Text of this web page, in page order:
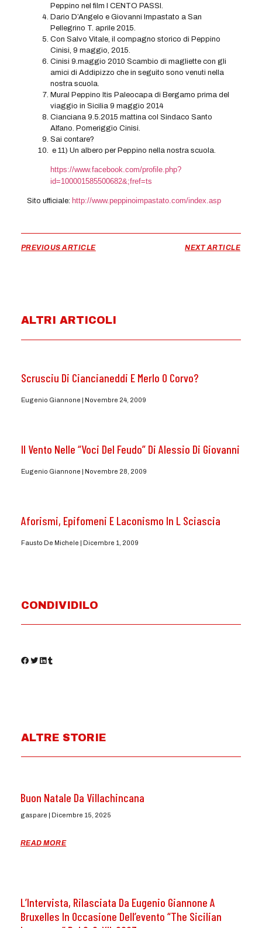
Peppino nel film I CENTO PASSI.
Dario D’Angelo e Giovanni Impastato a San
Pellegrino T. aprile 2015.
Con Salvo Vitale, il compagno storico di Peppino
Cinisi, 9 maggio, 2015.
Cinisi 9.maggio 2010 Scambio di magliette con gli
amici di Addipizzo che in seguito sono venuti nella
nostra scuola.
Mural Peppino Itis Paleocapa di Bergamo prima del
viaggio in Sicilia 9 maggio 2014
Cianciana 9.5.2015 mattina col Sindaco Santo
Alfano. Pomeriggio Cinisi.
Sai contare?
e 11) Un albero per Peppino nella nostra scuola.
https://www.facebook.com/profile.php?
id=100001585500682&;fref=ts
Sito ufficiale: http://www.peppinoimpastato.com/index.asp
PREVIOUS ARTICLE NEXT ARTICLE
ALTRI ARTICOLI
Scrusciu Di Ciancianeddi E Merlo O Corvo?
Eugenio Giannone Novembre 24, 2009
Il Vento Nelle “Voci Del Feudo” Di Alessio Di Giovanni
Eugenio Giannone Novembre 28, 2009
Aforismi, Epifomeni E Laconismo In L Sciascia
Fausto De Michele Dicembre 1, 2009
CONDIVIDILO
ALTRE STORIE
Buon Natale Da Villachincana
gaspare Dicembre 15, 2025
READ MORE
L’Intervista, Rilasciata Da Eugenio Giannone A
Bruxelles In Occasione Dell’evento “The Sicilian